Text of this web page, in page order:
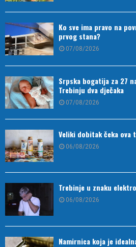
Ko sve ima pravo na
prvog stana?
07/08/2026
Srpska bogatija za 27
Trebinju dva dječaka
07/08/2026
Veliki dobitak čeka ova
06/08/2026
Trebinje u znaku
06/08/2026
Namirnica koja je